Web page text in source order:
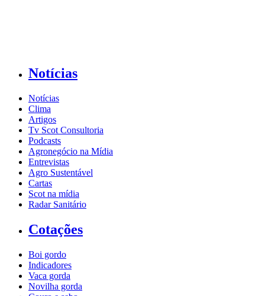
Notícias
Notícias
Clima
Artigos
Tv Scot Consultoria
Podcasts
Agronegócio na Mídia
Entrevistas
Agro Sustentável
Cartas
Scot na mídia
Radar Sanitário
Cotações
Boi gordo
Indicadores
Vaca gorda
Novilha gorda